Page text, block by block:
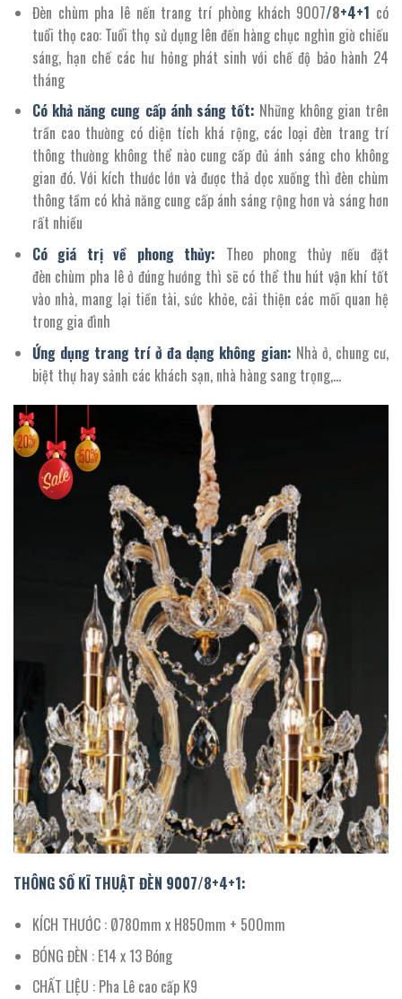
Đèn chùm pha lê nến trang trí phòng khách 9007/8+4+1 có
tuổi thọ cao: Tuổi thọ sử dụng lên đến hàng chục nghìn giờ chiếu
sáng, hạn chế các hư hỏng phát sinh với chế độ bảo hành 24
tháng
Có khả năng cung cấp ánh sáng tốt: Những không gian trên
trần cao thường có diện tích khá rộng, các loại đèn trang trí
thông thường không thể nào cung cấp đủ ánh sáng cho không
gian đó. Với kích thước lớn và được thả dọc xuống thì đèn chùm
thông tầm có khả năng cung cấp ánh sáng rộng hơn và sáng hơn
rất nhiều
Có giá trị về phong thủy: Theo phong thủy nếu đặt
đèn chùm pha lê ở đúng hướng thì sẽ có thể thu hút vận khí tốt
vào nhà, mang lại tiền tài, sức khỏe, cải thiện các mối quan hệ
trong gia đình
Ứng dụng trang trí ở đa dạng không gian: Nhà ở, chung cư,
biệt thự hay sảnh các khách sạn, nhà hàng sang trọng,…
THÔNG SỐ KĨ THUẬT ĐÈN 9007/8+4+1:
KÍCH THƯỚC : Ø780mm x H850mm + 500mm
BÓNG ĐÈN : E14 x 13 Bóng
CHẤT LIỆU : Pha Lê cao cấp K9